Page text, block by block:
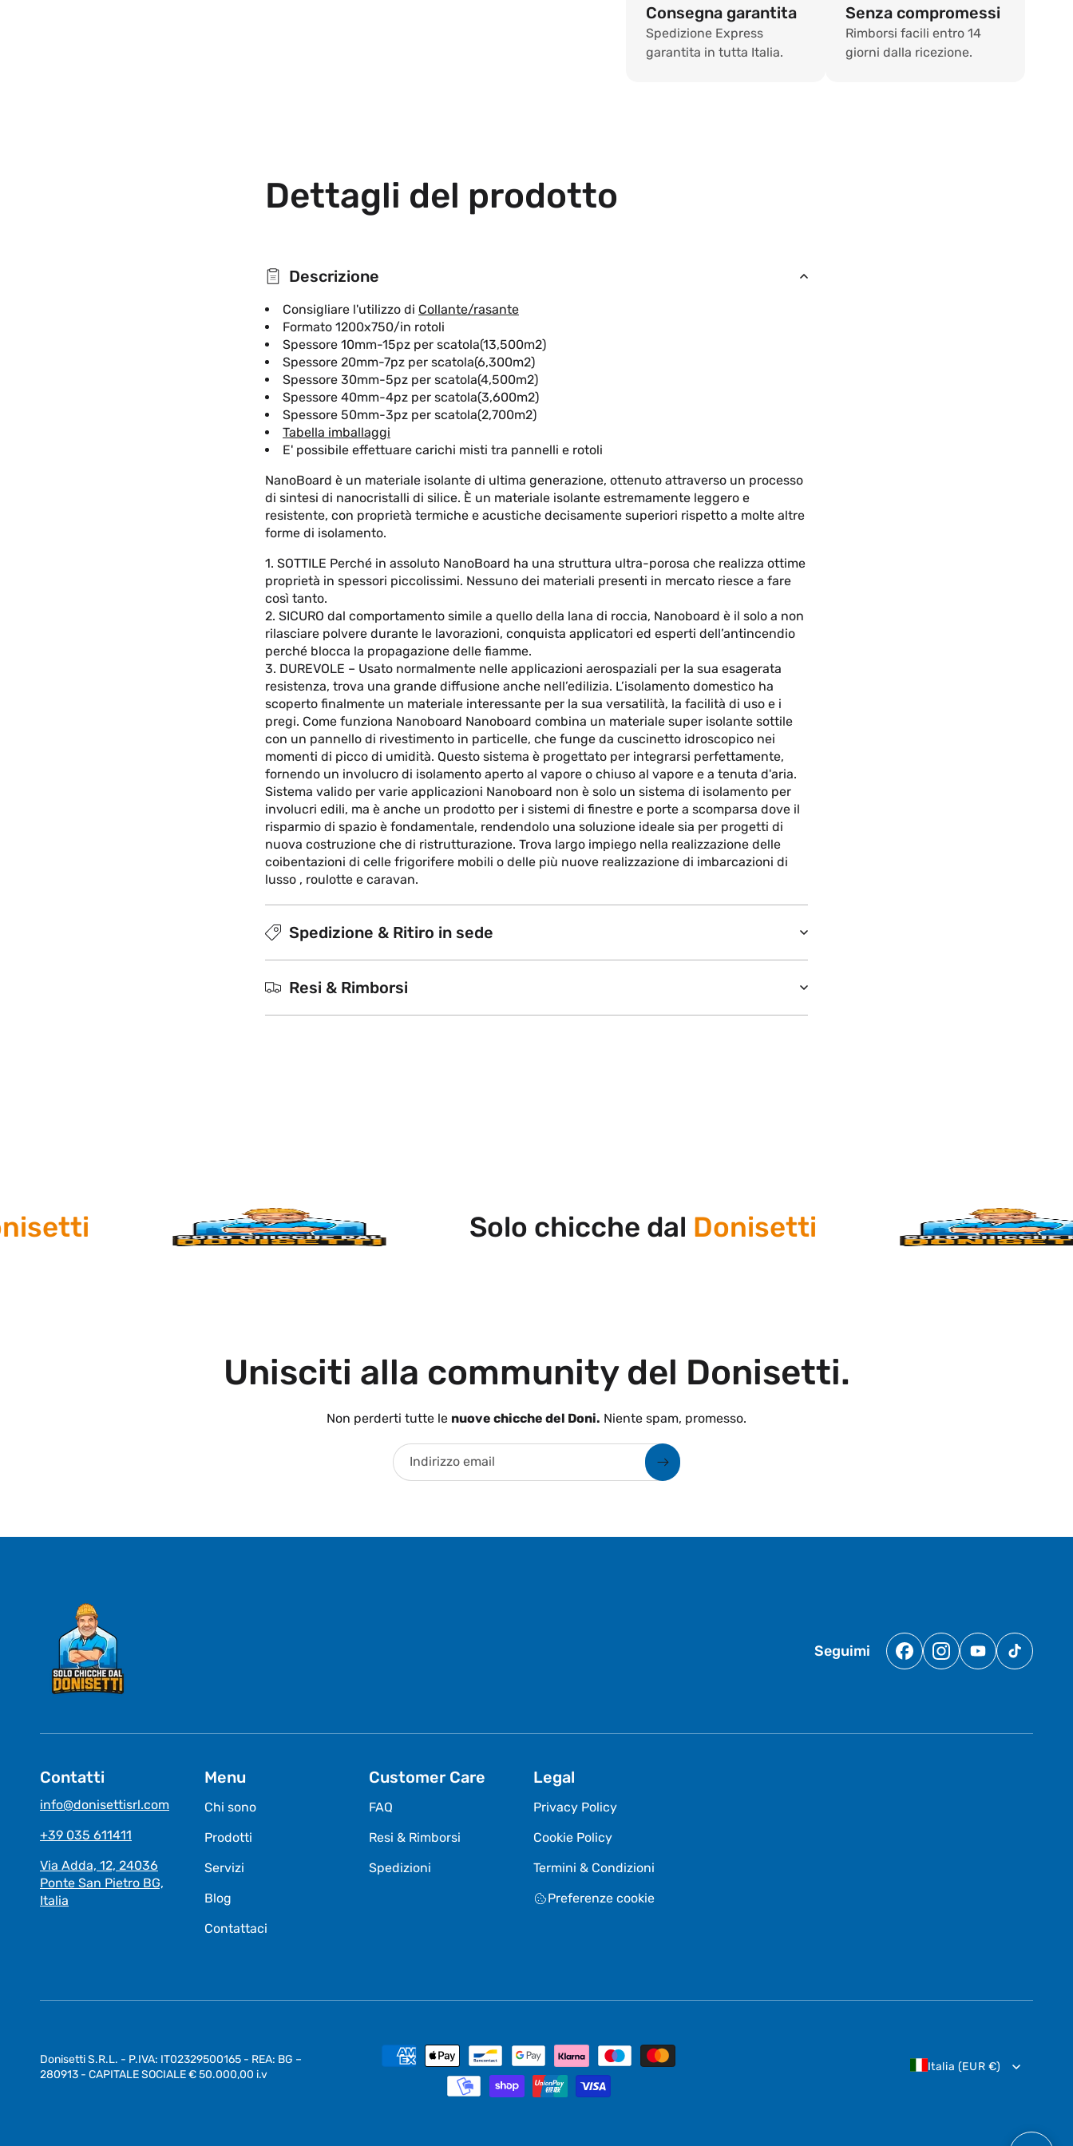
Consegna garantita
Spedizione Express
garantita in tutta Italia.
Senza compromessi
Rimborsi facili entro 14
giorni dalla ricezione.
Dettagli del prodotto
Descrizione
Consigliare l'utilizzo di Collante/rasante
Formato 1200x750/in rotoli
Spessore 10mm-15pz per scatola(13,500m2)
Spessore 20mm-7pz per scatola(6,300m2)
Spessore 30mm-5pz per scatola(4,500m2)
Spessore 40mm-4pz per scatola(3,600m2)
Spessore 50mm-3pz per scatola(2,700m2)
Tabella imballaggi
E' possibile effettuare carichi misti tra pannelli e rotoli
NanoBoard è un materiale isolante di ultima generazione, ottenuto attraverso un processo
di sintesi di nanocristalli di silice. È un materiale isolante estremamente leggero e
resistente, con proprietà termiche e acustiche decisamente superiori rispetto a molte altre
forme di isolamento.
1. SOTTILE Perché in assoluto NanoBoard ha una struttura ultra-porosa che realizza ottime
proprietà in spessori piccolissimi. Nessuno dei materiali presenti in mercato riesce a fare
così tanto.
2. SICURO dal comportamento simile a quello della lana di roccia, Nanoboard è il solo a non
rilasciare polvere durante le lavorazioni, conquista applicatori ed esperti dell’antincendio
perché blocca la propagazione delle fiamme.
3. DUREVOLE – Usato normalmente nelle applicazioni aerospaziali per la sua esagerata
resistenza, trova una grande diffusione anche nell’edilizia. L’isolamento domestico ha
scoperto finalmente un materiale interessante per la sua versatilità, la facilità di uso e i
pregi. Come funziona Nanoboard Nanoboard combina un materiale super isolante sottile
con un pannello di rivestimento in particelle, che funge da cuscinetto idroscopico nei
momenti di picco di umidità. Questo sistema è progettato per integrarsi perfettamente,
fornendo un involucro di isolamento aperto al vapore o chiuso al vapore e a tenuta d'aria.
Sistema valido per varie applicazioni Nanoboard non è solo un sistema di isolamento per
involucri edili, ma è anche un prodotto per i sistemi di finestre e porte a scomparsa dove il
risparmio di spazio è fondamentale, rendendolo una soluzione ideale sia per progetti di
nuova costruzione che di ristrutturazione. Trova largo impiego nella realizzazione delle
coibentazioni di celle frigorifere mobili o delle più nuove realizzazione di imbarcazioni di
lusso , roulotte e caravan.
Spedizione & Ritiro in sede
Resi & Rimborsi
Solo chicche dalDonisetti
Unisciti alla community del Donisetti.
Non perderti tutte le nuove chicche del Doni. Niente spam, promesso.
Indirizzo email
Seguimi
FacebookInstagram
YouTubeTikTok
Contatti
info@donisettisrl.com
+39 035 611411
Via Adda, 12, 24036
Ponte San Pietro BG,
Italia
Menu
Chi sono
Prodotti
Servizi
Blog
Contattaci
Customer Care
FAQ
Resi & Rimborsi
Spedizioni
Legal
Privacy Policy
Cookie Policy
Termini & Condizioni
Preferenze cookie
Donisetti S.R.L. - P.IVA: IT02329500165 - REA: BG –
280913 - CAPITALE SOCIALE € 50.000,00 i.v
Metodi
di
Italia (EUR €)